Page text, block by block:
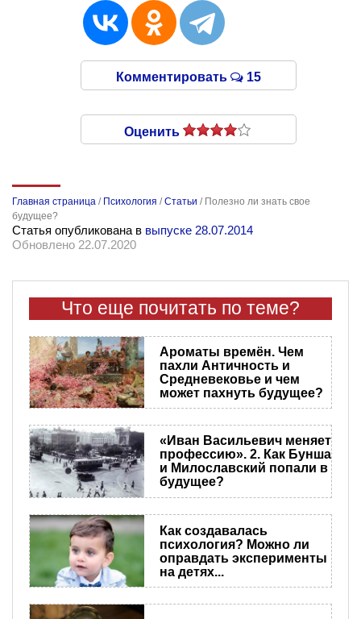
Комментировать 15
Оценить
Главная страница / Психология /Статьи / Полезно ли знать свое
будущее?
Статья опубликована в выпуске 28.07.2014
Обновлено 22.07.2020
Что еще почитать по теме?
Ароматы времён. Чем
пахли Античность и
Средневековье и чем
может пахнуть будущее?
«Иван Васильевич меняет
профессию». 2. Как Бунша
и Милославский попали в
будущее?
Как создавалась
психология? Можно ли
оправдать эксперименты
на детях...